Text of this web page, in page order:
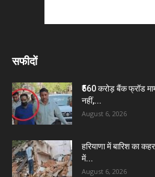
सफीदों
₹560 करोड़ बैंक फ्रॉड
नहीं,...
August 6, 2026
हरियाणा में बारिश का
में...
August 6, 2026